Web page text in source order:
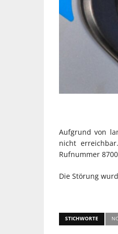
Aufgrund von
nicht
Rufnummer
Die Störung
STICHWORTE